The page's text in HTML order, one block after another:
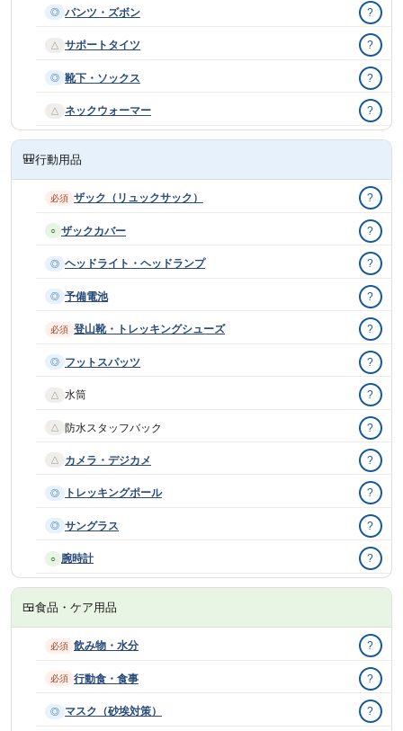
◎ パンツ・ズボン ?
△ サポートタイツ ?
◎ 靴下・ソックス ?
△ ネックウォーマー ?
🎒行動用品
必須 ザック（リュックサック） ?
○ ザックカバー ?
◎ ヘッドライト・ヘッドランプ ?
◎ 予備電池 ?
必須 登山靴・トレッキングシューズ ?
◎ フットスパッツ ?
△ 水筒 ?
△ 防水スタッフバック ?
△ カメラ・デジカメ ?
◎ トレッキングポール ?
◎ サングラス ?
○ 腕時計 ?
🍱食品・ケア用品
必須 飲み物・水分 ?
必須 行動食・食事 ?
◎ マスク（砂埃対策） ?